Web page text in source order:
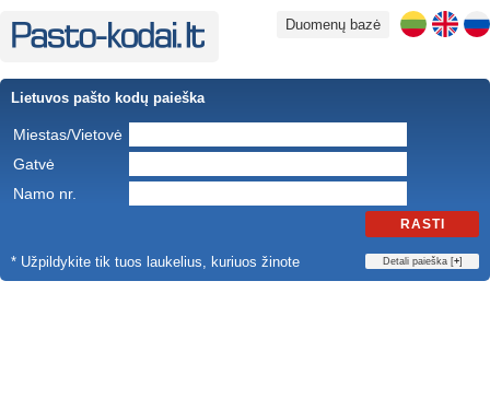
Duomenų bazė
Lietuvos pašto kodų paieška
Miestas/Vietovė
Gatvė
Namo nr.
RASTI
* Užpildykite tik tuos laukelius, kuriuos žinote Detali paieška [+]